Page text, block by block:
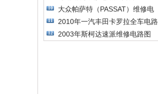
10
大众帕萨特（PASSAT）维修电
路
11 2010年一汽丰田卡罗拉全车电路
12 2003年斯柯达速派维修电路图